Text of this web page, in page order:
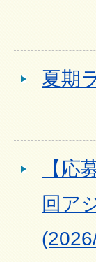
夏期
【応
回ア